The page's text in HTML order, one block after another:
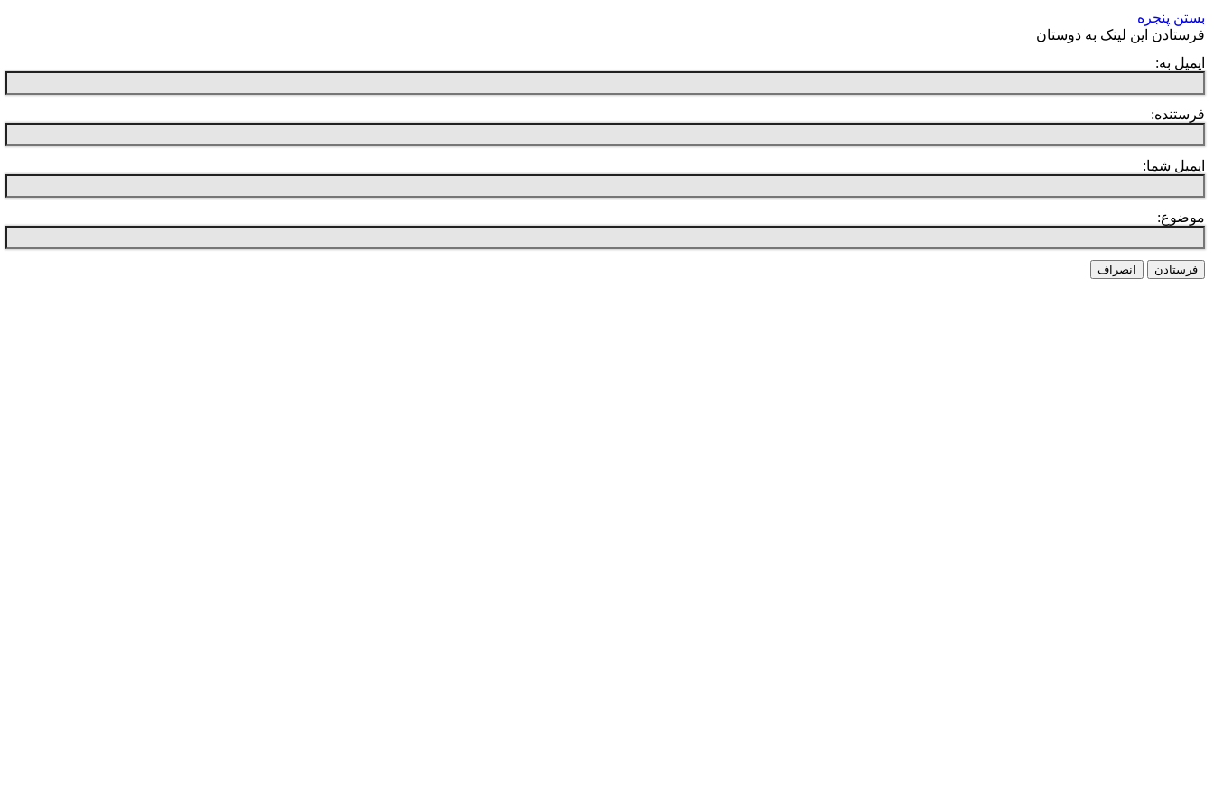
بستن پنجره
فرستادن این لینک به دوستان
ایمیل به:
فرستنده:
ایمیل شما:
موضوع:
فرستادن انصراف